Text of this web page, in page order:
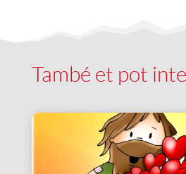
També et pot